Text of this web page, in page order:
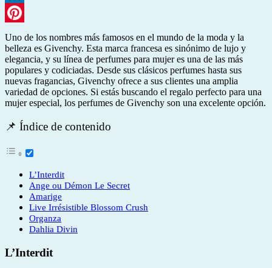
LinkedIn
Pinterest
Uno de los nombres más famosos en el mundo de la moda y la
belleza es Givenchy. Esta marca francesa es sinónimo de lujo y
elegancia, y su línea de perfumes para mujer es una de las más
populares y codiciadas. Desde sus clásicos perfumes hasta sus
nuevas fragancias, Givenchy ofrece a sus clientes una amplia
variedad de opciones. Si estás buscando el regalo perfecto para una
mujer especial, los perfumes de Givenchy son una excelente opción.
📌 Índice de contenido
L’Interdit
Ange ou Démon Le Secret
Amarige
Live Irrésistible Blossom Crush
Organza
Dahlia Divin
L’Interdit